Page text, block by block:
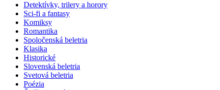
Detektívky, trilery a horory
Sci-fi a fantasy
Komiksy
Romantika
Spoločenská beletria
Klasika
Historické
Slovenská beletria
Svetová beletria
Poézia